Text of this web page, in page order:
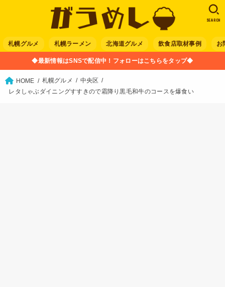
札幌グルメ 札幌ラーメン 北海道グルメ 飲食店取材事例 お
SEARCH
◆最新情報はSNSで配信中！フォローはこちらをタップ◆
HOME 札幌グルメ
中央区
レタしゃぶダイニングすすきので霜降り黒毛和牛のコースを爆食い